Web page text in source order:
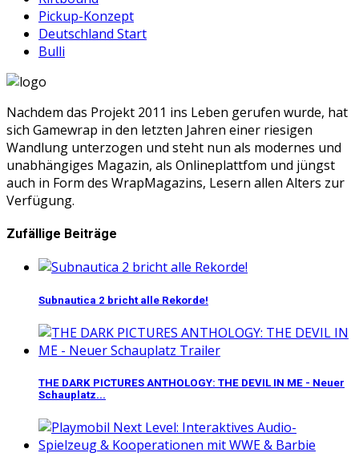
Pickup-Konzept
Deutschland Start
Bulli
Nachdem das Projekt 2011 ins Leben gerufen wurde, hat
sich Gamewrap in den letzten Jahren einer riesigen
Wandlung unterzogen und steht nun als modernes und
unabhängiges Magazin, als Onlineplattfom und jüngst
auch in Form des WrapMagazins, Lesern allen Alters zur
Verfügung.
Zufällige Beiträge
Subnautica 2 bricht alle Rekorde!
THE DARK PICTURES ANTHOLOGY: THE DEVIL IN ME - Neuer
Schauplatz...